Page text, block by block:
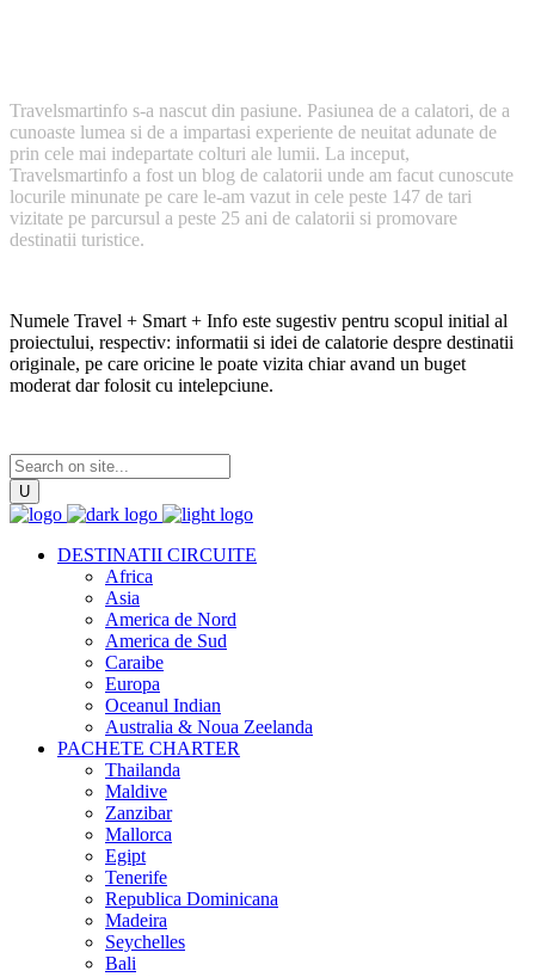
Travelsmartinfo s-a nascut din pasiune. Pasiunea de a calatori, de a
cunoaste lumea si de a impartasi experiente de neuitat adunate de
prin cele mai indepartate colturi ale lumii. La inceput,
Travelsmartinfo a fost un blog de calatorii unde am facut cunoscute
locurile minunate pe care le-am vazut in cele peste 147 de tari
vizitate pe parcursul a peste 25 ani de calatorii si promovare
destinatii turistice.
Numele Travel + Smart + Info este sugestiv pentru scopul initial al
proiectului, respectiv: informatii si idei de calatorie despre destinatii
originale, pe care oricine le poate vizita chiar avand un buget
moderat dar folosit cu intelepciune.
DESTINATII CIRCUITE
Africa
Asia
America de Nord
America de Sud
Caraibe
Europa
Oceanul Indian
Australia & Noua Zeelanda
PACHETE CHARTER
Thailanda
Maldive
Zanzibar
Mallorca
Egipt
Tenerife
Republica Dominicana
Madeira
Seychelles
Bali